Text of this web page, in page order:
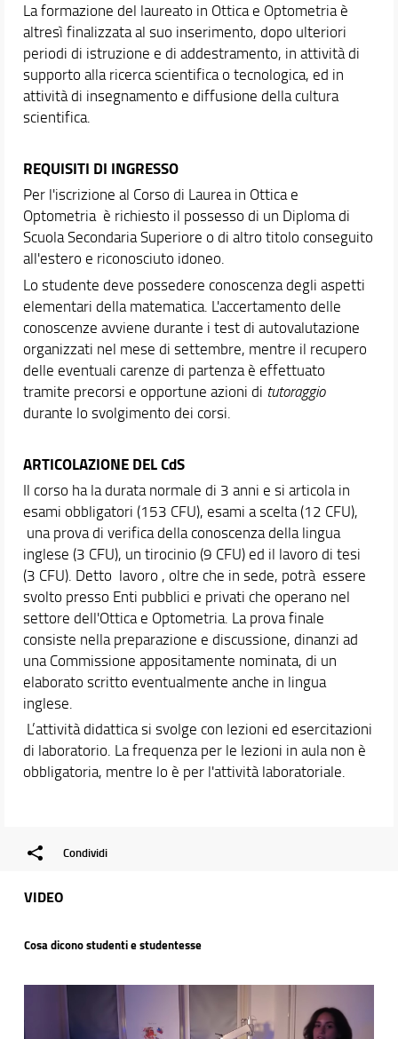
La formazione del laureato in Ottica e Optometria è
altresì finalizzata al suo inserimento, dopo ulteriori
periodi di istruzione e di addestramento, in attività di
supporto alla ricerca scientifica o tecnologica, ed in
attività di insegnamento e diffusione della cultura
scientifica.
REQUISITI DI INGRESSO
Per l'iscrizione al Corso di Laurea in Ottica e
Optometria è richiesto il possesso di un Diploma di
Scuola Secondaria Superiore o di altro titolo conseguito
all'estero e riconosciuto idoneo.
Lo studente deve possedere conoscenza degli aspetti
elementari della matematica. L'accertamento delle
conoscenze avviene durante i test di autovalutazione
organizzati nel mese di settembre, mentre il recupero
delle eventuali carenze di partenza è effettuato
tramite precorsi e opportune azioni di tutoraggio
durante lo svolgimento dei corsi.
ARTICOLAZIONE DEL CdS
Il corso ha la durata normale di 3 anni e si articola in
esami obbligatori (153 CFU), esami a scelta (12 CFU),
una prova di verifica della conoscenza della lingua
inglese (3 CFU), un tirocinio (9 CFU) ed il lavoro di tesi
(3 CFU). Detto lavoro , oltre che in sede, potrà essere
svolto presso Enti pubblici e privati che operano nel
settore dell'Ottica e Optometria. La prova finale
consiste nella preparazione e discussione, dinanzi ad
una Commissione appositamente nominata, di un
elaborato scritto eventualmente anche in lingua
inglese.
L’attività didattica si svolge con lezioni ed esercitazioni
di laboratorio. La frequenza per le lezioni in aula non è
obbligatoria, mentre lo è per l'attività laboratoriale.
Condividi
VIDEO
Cosa dicono studenti e studentesse